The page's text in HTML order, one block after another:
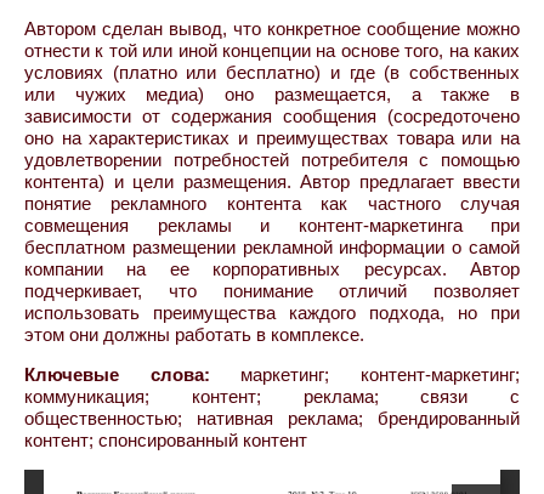
Автором сделан вывод, что конкретное сообщение можно
отнести к той или иной концепции на основе того, на каких
условиях (платно или бесплатно) и где (в собственных
или чужих медиа) оно размещается, а также в
зависимости от содержания сообщения (сосредоточено
оно на характеристиках и преимуществах товара или на
удовлетворении потребностей потребителя с помощью
контента) и цели размещения. Автор предлагает ввести
понятие рекламного контента как частного случая
совмещения рекламы и контент-маркетинга при
бесплатном размещении рекламной информации о самой
компании на ее корпоративных ресурсах. Автор
подчеркивает, что понимание отличий позволяет
использовать преимущества каждого подхода, но при
этом они должны работать в комплексе.
Ключевые слова: маркетинг; контент-маркетинг;
коммуникация; контент; реклама; связи с
общественностью; нативная реклама; брендированный
контент; спонсированный контент